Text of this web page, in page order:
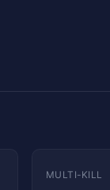
MULTI-KILL